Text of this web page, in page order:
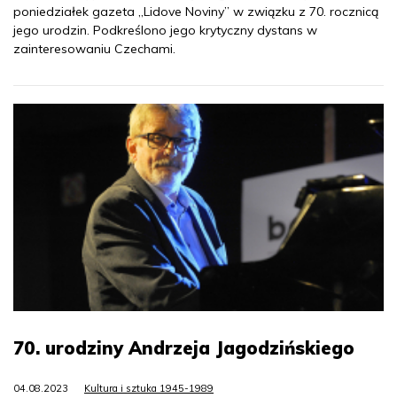
poniedziałek gazeta „Lidove Noviny” w związku z 70. rocznicą
jego urodzin. Podkreślono jego krytyczny dystans w
zainteresowaniu Czechami.
70. urodziny Andrzeja Jagodzińskiego
04.08.2023 Kultura i sztuka 1945-1989